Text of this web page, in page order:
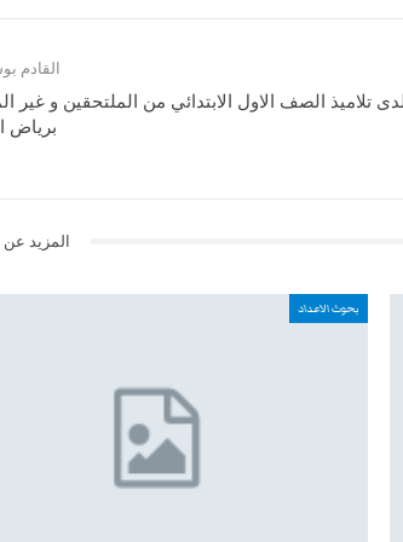
القادم
تلاميذ الصف الاول الابتدائي من الملتحقين و غير
برياض
المزيد
بحوث الاعداد